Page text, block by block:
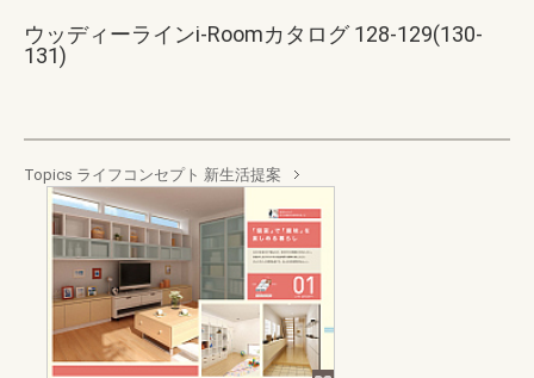
ウッディーラインi-Roomカタログ 128-129(130-
131)
Topics ライフコンセプト 新生活提案